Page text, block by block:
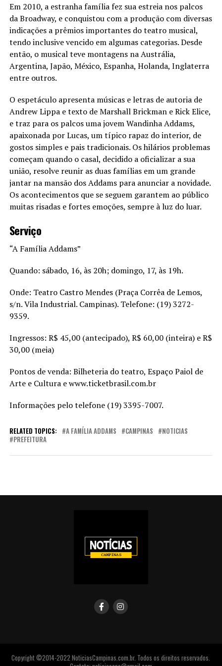
Em 2010, a estranha família fez sua estreia nos palcos
da Broadway, e conquistou com a produção com diversas
indicações a prêmios importantes do teatro musical,
tendo inclusive vencido em algumas categorias. Desde
então, o musical teve montagens na Austrália,
Argentina, Japão, México, Espanha, Holanda, Inglaterra
entre outros.
O espetáculo apresenta músicas e letras de autoria de
Andrew Lippa e texto de Marshall Brickman e Rick Elice,
e traz para os palcos uma jovem Wandinha Addams,
apaixonada por Lucas, um típico rapaz do interior, de
gostos simples e pais tradicionais. Os hilários problemas
começam quando o casal, decidido a oficializar a sua
união, resolve reunir as duas famílias em um grande
jantar na mansão dos Addams para anunciar a novidade.
Os acontecimentos que se seguem garantem ao público
muitas risadas e fortes emoções, sempre à luz do luar.
Serviço
“A Família Addams”
Quando: sábado, 16, às 20h; domingo, 17, às 19h.
Onde: Teatro Castro Mendes (Praça Corrêa de Lemos,
s/n. Vila Industrial. Campinas). Telefone: (19) 3272-
9359.
Ingressos: R$ 45,00 (antecipado), R$ 60,00 (inteira) e R$
30,00 (meia)
Pontos de venda: Bilheteria do teatro, Espaço Paiol de
Arte e Cultura e www.ticketbrasil.com.br
Informações pelo telefone (19) 3395-7007.
RELATED TOPICS: A FAMÍLIA ADDAMS CAMPINAS
NOTICIAS
PREFEITURA
Copyright ©2014-2022 NoticiasCampinas.com.br. Todos os direitos reservados.